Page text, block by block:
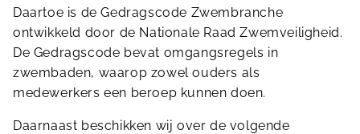
Daartoe is de Gedragscode Zwembranche
ontwikkeld door de Nationale Raad Zwemveiligheid.
De Gedragscode bevat omgangsregels in
zwembaden, waarop zowel ouders als
medewerkers een beroep kunnen doen.
Daarnaast beschikken wij over de volgende